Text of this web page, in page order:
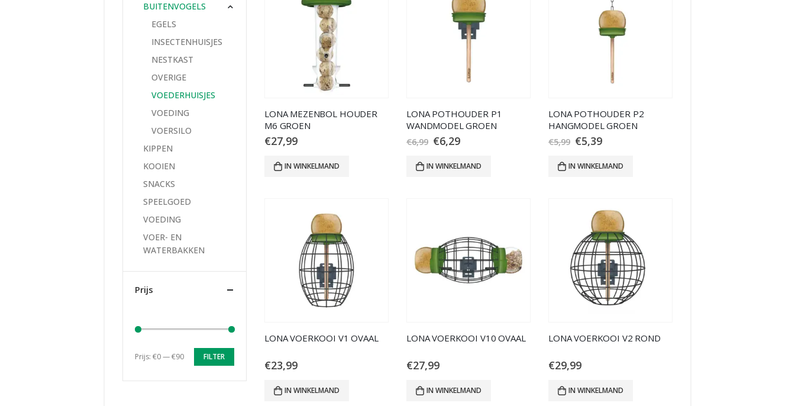
LONA MEZENBOL HOUDER
M6 GROEN
€27,99
IN WINKELMAND
LONA POTHOUDER P1
WANDMODEL GROEN
€6,99 €6,29
IN WINKELMAND
LONA POTHOUDER P2
HANGMODEL GROEN
€5,99 €5,39
IN WINKELMAND
LONA VOERKOOI V1 OVAAL
€23,99
IN WINKELMAND
LONA VOERKOOI V10 OVAAL
€27,99
IN WINKELMAND
LONA VOERKOOI V2 ROND
€29,99
IN WINKELMAND
BUITENVOGELS
EGELS
INSECTENHUISJES
NESTKAST
OVERIGE
VOEDERHUISJES
VOEDING
VOERSILO
KIPPEN
KOOIEN
SNACKS
SPEELGOED
VOEDING
VOER- EN
WATERBAKKEN
Prijs
FILTER
Prijs: €0—€90